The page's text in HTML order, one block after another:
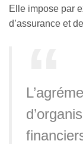
Elle impose par
d’assurance et